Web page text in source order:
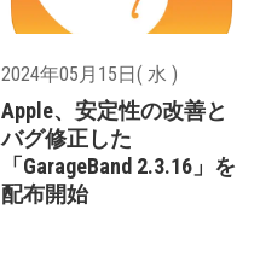
2024年05月15日( 水 )
Apple、安定性の改善と
バグ修正した
「GarageBand 2.3.16」を
配布開始